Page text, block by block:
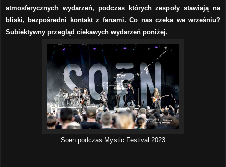
atmosferycznych wydarzeń, podczas których zespoły stawiają na
bliski, bezpośredni kontakt z fanami. Co nas czeka we wrześniu?
Subiektywny przegląd ciekawych wydarzeń poniżej.
Soen podczas Mystic Festival 2023